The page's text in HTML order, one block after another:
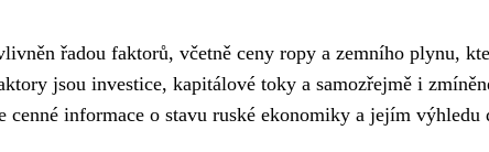
řadou faktorů, včetně ceny ropy a zemního plynu,
jsou investice, kapitálové toky a samozřejmě i
cenné informace o stavu ruské ekonomiky a jejím výhledu